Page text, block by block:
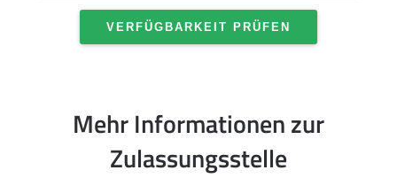
VERFÜGBARKEIT PRÜFEN
Mehr Informationen zur
Zulassungsstelle